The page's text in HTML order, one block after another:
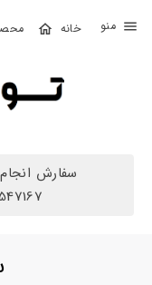
محصولات حساب
بستن
محصولات
سفارش